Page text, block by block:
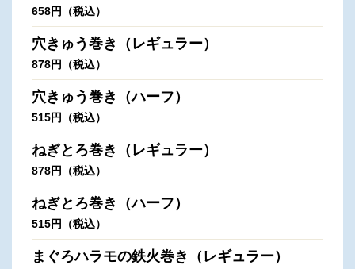
658円（税込）
穴きゅう巻き（レギュラー）
878円（税込）
穴きゅう巻き（ハーフ）
515円（税込）
ねぎとろ巻き（レギュラー）
878円（税込）
ねぎとろ巻き（ハーフ）
515円（税込）
まぐろハラモの鉄火巻き（レギュラー）